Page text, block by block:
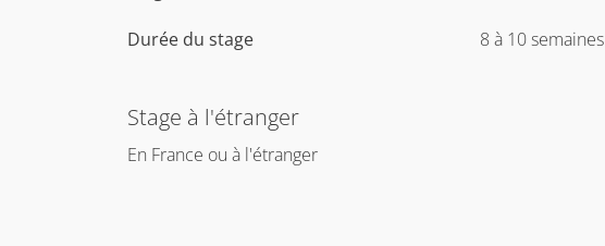
Durée du stage 8 à 10 semaines
Stage à l'étranger
En France ou à l'étranger